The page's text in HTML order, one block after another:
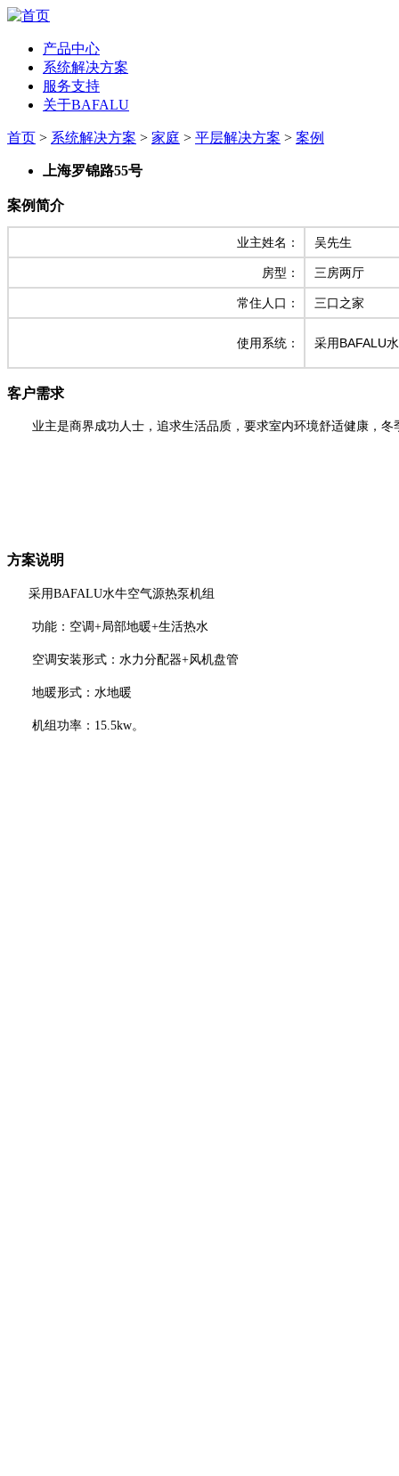
产品中心
系统解决方案
服务支持
关于BAFALU
首页 > 系统解决方案 > 家庭 > 平层解决方案 > 案例
上海罗锦路55号
案例简介
业主姓名： 吴先生
房型： 三房两厅
常住人口： 三口之家
使用系统： 采用BAFALU
客户需求
业主是商界成功人士，追求生活品质，要求室内环境舒适健康，
方案说明
采用BAFALU水牛空气源热泵机组
功能：空调+局部地暖+生活热水
空调安装形式：水力分配器+风机盘管
地暖形式：水地暖
机组功率：15.5kw。